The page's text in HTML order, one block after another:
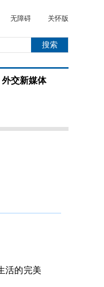
无障碍 关怀版
外交新媒体
活的完美